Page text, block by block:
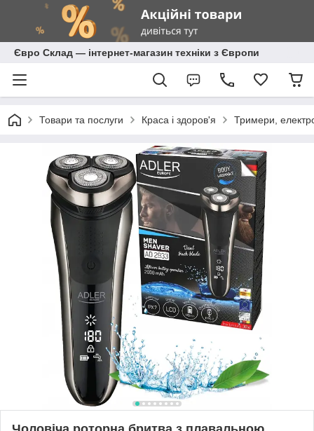
Євро Склад — інтернет-магазин техніки з Європи
Товари та послуги Краса і здоров'я Тримери,